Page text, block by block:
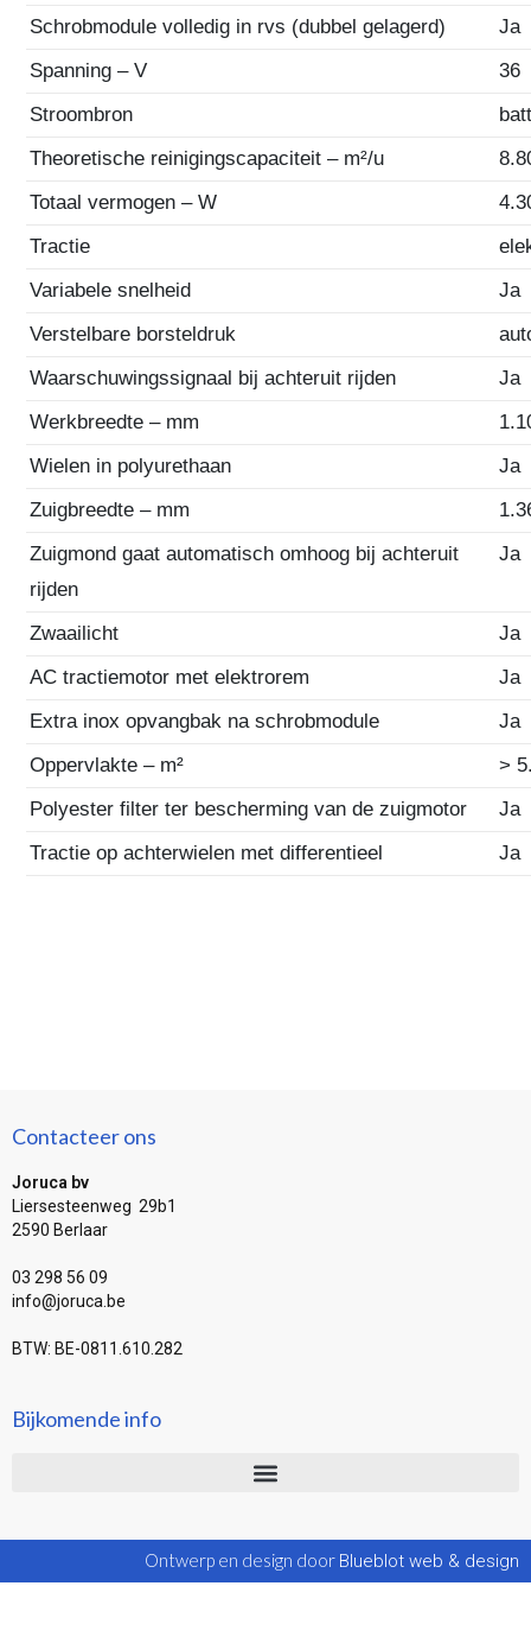
Schrobmodule volledig in rvs (dubbel gelagerd)
Ja
Spanning – V
36
Stroombron
Theoretische reinigingscapaciteit – m²/u
Totaal vermogen – W
Tractie
Variabele snelheid
Ja
Verstelbare borsteldruk
Waarschuwingssignaal bij achteruit rijden
Ja
Werkbreedte – mm
Wielen in polyurethaan
Ja
Zuigbreedte – mm
Zuigmond gaat automatisch omhoog bij achteruit
rijden
Ja
Zwaailicht
Ja
AC tractiemotor met elektrorem
Ja
Extra inox opvangbak na schrobmodule
Ja
Oppervlakte – m²
>
Polyester filter ter bescherming van de zuigmotor
Ja
Tractie op achterwielen met differentieel
Ja
Contacteer ons
Joruca bv
Liersesteenweg 29b1
2590 Berlaar
03 298 56 09
info@joruca.be
BTW: BE-0811.610.282
Bijkomende info
Ontwerp en design door Blueblot web & design